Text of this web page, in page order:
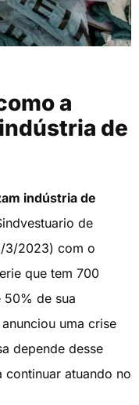
a
de
indústria de
de
3/2023) com o
que tem 700
50% de sua
uma crise
depende desse
atuando no